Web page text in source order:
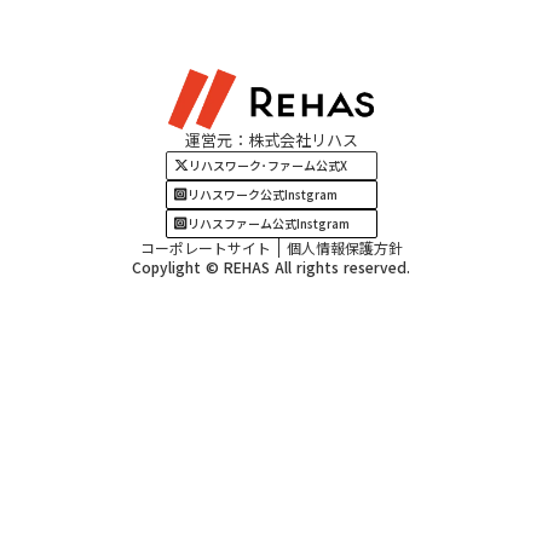
四国・九州エリア運営元：株式会社リハス
リハスワーク･ファーム公式X
リハスワーク公式Instgram
リハスファーム公式Instgram
コーポレートサイト
個人情報保護方針
Copylight © REHAS All rights reserved.